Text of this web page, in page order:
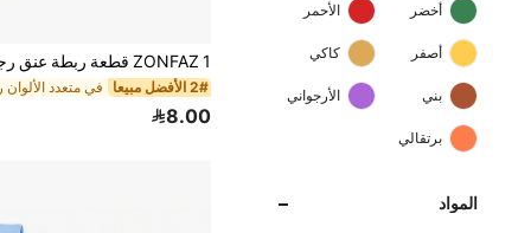
أخضر الأحمر
أصفر كاكي
بني الأرجواني
برتقالي
المواد
2# الأفضل مبيعا
8.00